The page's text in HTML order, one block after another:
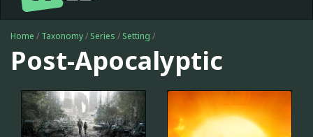
Home / Taxonomy/ Series / Setting /
Post-Apocalyptic